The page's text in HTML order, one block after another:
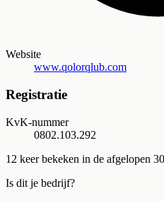
Website
www.qolorqlub.com
Registratie
KvK-nummer
0802.103.292
12 keer bekeken in de afgelopen
Is dit je bedrijf?